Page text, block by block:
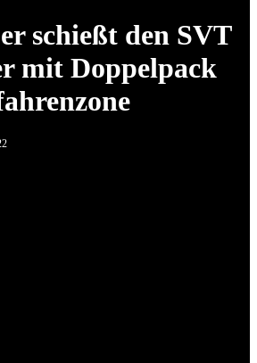
schießt den SVT
mit Doppelpack